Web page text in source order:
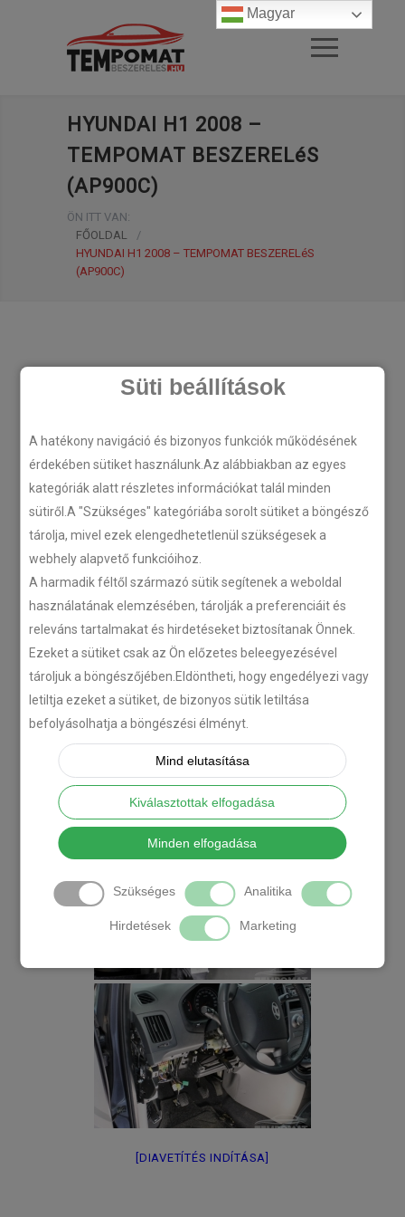
Süti beállítások
A hatékony navigáció és bizonyos funkciók működésének
érdekében sütiket használunk.Az alábbiakban az egyes
kategóriák alatt részletes információkat talál minden
sütiről.A "Szükséges" kategóriába sorolt sütiket a böngésző
tárolja, mivel ezek elengedhetetlenül szükségesek a
webhely alapvető funkcióihoz.
A harmadik féltől származó sütik segítenek a weboldal
használatának elemzésében, tárolják a preferenciáit és
releváns tartalmakat és hirdetéseket biztosítanak Önnek.
Ezeket a sütiket csak az Ön előzetes beleegyezésével
tároljuk a böngészőjében.Eldöntheti, hogy engedélyezi vagy
letiltja ezeket a sütiket, de bizonyos sütik letiltása
befolyásolhatja a böngészési élményt.
Mind elutasítása
Kiválasztottak elfogadása
Minden elfogadása
Szükséges Analitika
Hirdetések Marketing
HYUNDAI H1 2008 –
TEMPOMAT BESZERELéS
(AP900C)
ÖN ITT VAN:
FŐOLDAL
/
HYUNDAI H1 2008 – TEMPOMAT BESZERELéS
(AP900C)
[DIAVETÍTÉS INDÍTÁSA]
Magyar